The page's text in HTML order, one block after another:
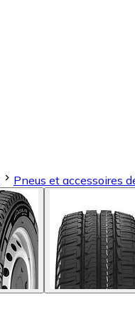
Pneus et accessoires